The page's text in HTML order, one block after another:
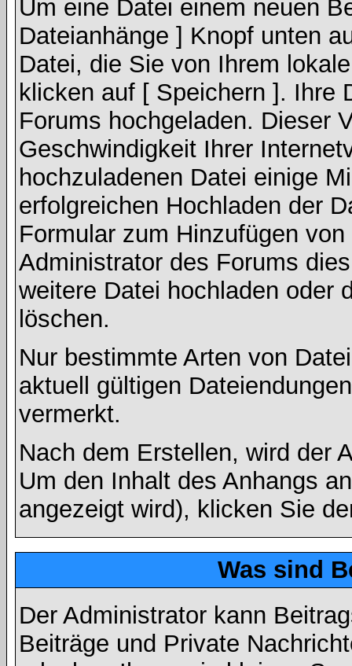
Um eine Datei einem neuen
Dateianhänge ] Knopf unten
Datei, die Sie von Ihrem
klicken auf [ Speichern ]. Ihre
Forums hochgeladen. Dieser
Geschwindigkeit Ihrer
hochzuladenen Datei einige
erfolgreichen Hochladen der
Formular zum Hinzufügen
Administrator des Forums
weitere Datei hochladen oder
löschen.
Nur bestimmte Arten von
aktuell gültigen
vermerkt.
Nach dem Erstellen, wird der
Um den Inhalt des Anhangs
angezeigt wird), klicken Sie
Was sind
Der Administrator kann
Beiträge und Private